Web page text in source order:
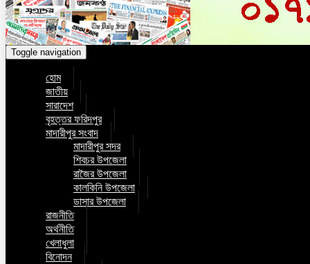
Toggle navigation
হোম
জাতীয়
সারাদেশ
বৃহত্তর ফরিদপুর
মাদারীপুর সংবাদ
মাদারীপুর সদর
শিবচর উপজেলা
রাজৈর উপজেলা
কালকিনি উপজেলা
ডাসার উপজেলা
রাজনীতি
অর্থনীতি
খেলাধুলা
বিনোদন